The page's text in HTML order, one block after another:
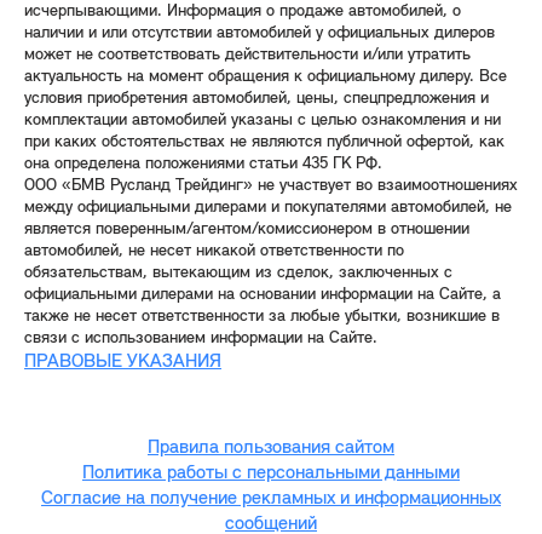
исчерпывающими. Информация о продаже автомобилей, о
наличии и или отсутствии автомобилей у официальных дилеров
может не соответствовать действительности и/или утратить
актуальность на момент обращения к официальному дилеру. Все
условия приобретения автомобилей, цены, спецпредложения и
комплектации автомобилей указаны с целью ознакомления и ни
при каких обстоятельствах не являются публичной офертой, как
она определена положениями статьи 435 ГК РФ.
ООО «БМВ Русланд Трейдинг» не участвует во взаимоотношениях
между официальными дилерами и покупателями автомобилей, не
является поверенным/агентом/комиссионером в отношении
автомобилей, не несет никакой ответственности по
обязательствам, вытекающим из сделок, заключенных с
официальными дилерами на основании информации на Сайте, а
также не несет ответственности за любые убытки, возникшие в
связи с использованием информации на Сайте.
ПРАВОВЫЕ УКАЗАНИЯ
Правила пользования сайтом
Политика работы с персональными данными
Согласие на получение рекламных и информационных
сообщений